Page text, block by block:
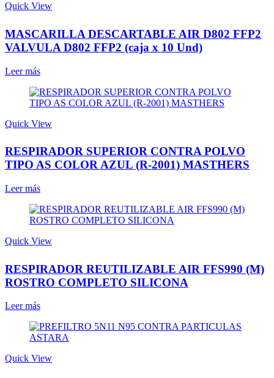
Quick View
MASCARILLA DESCARTABLE AIR D802 FFP2
VALVULA D802 FFP2 (caja x 10 Und)
Leer más
Quick View
RESPIRADOR SUPERIOR CONTRA POLVO
TIPO AS COLOR AZUL (R-2001) MASTHERS
Leer más
Quick View
RESPIRADOR REUTILIZABLE AIR FFS990 (M)
ROSTRO COMPLETO SILICONA
Leer más
Quick View